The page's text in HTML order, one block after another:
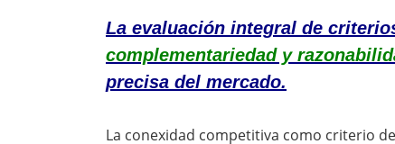
La evaluación integral de
complementariedad y
precisa del mercado.
La conexidad competitiva como criterio